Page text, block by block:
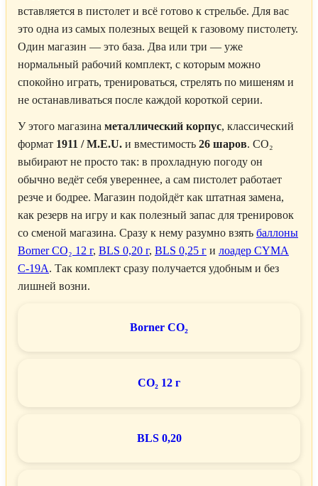
вставляется в пистолет и всё готово к стрельбе. Для вас
это одна из самых полезных вещей к газовому пистолету.
Один магазин — это база. Два или три — уже
нормальный рабочий комплект, с которым можно
спокойно играть, тренироваться, стрелять по мишеням и
не останавливаться после каждой короткой серии.
У этого магазина металлический корпус, классический
формат 1911 / M.E.U. и вместимость 26 шаров. CO₂
выбирают не просто так: в прохладную погоду он
обычно ведёт себя увереннее, а сам пистолет работает
резче и бодрее. Магазин подойдёт как штатная замена,
как резерв на игру и как полезный запас для тренировок
со сменой магазина. Сразу к нему разумно взять баллоны
Borner CO₂ 12 г, BLS 0,20 г, BLS 0,25 г и лоадер CYMA
C-19A. Так комплект сразу получается удобным и без
лишней возни.
Borner CO₂
CO₂ 12 г
BLS 0,20